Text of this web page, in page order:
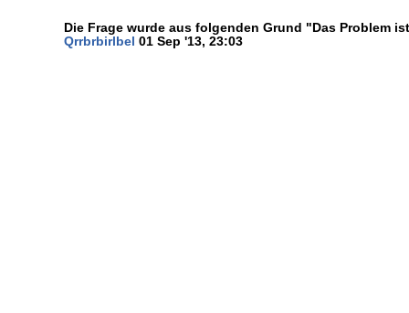
Die Frage wurde aus folgenden Grund "Das Problem
Qrrbrbirlbel 01 Sep '13, 23:03